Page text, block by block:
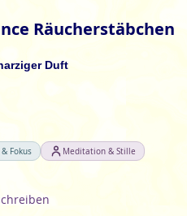
Räucherstäbchen
Duft
Fokus
Meditation & Stille